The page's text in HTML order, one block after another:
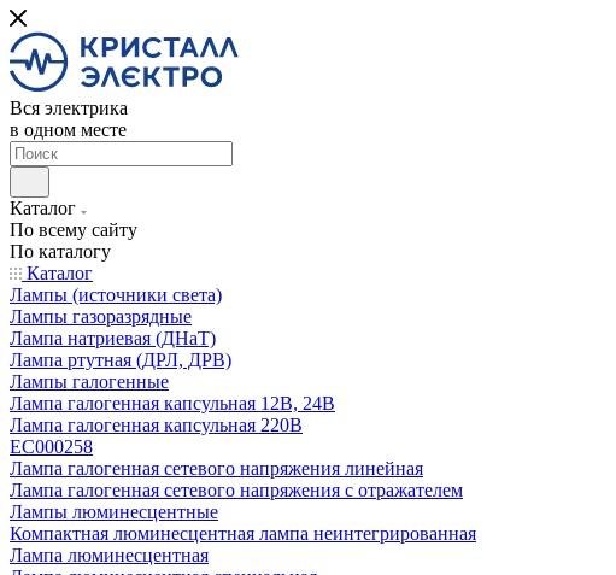
Вся электрика
в одном месте
Каталог
По всему сайту
По каталогу
Каталог
Лампы (источники света)
Лампы газоразрядные
Лампа натриевая (ДНаТ)
Лампа ртутная (ДРЛ, ДРВ)
Лампы галогенные
Лампа галогенная капсульная 12В, 24В
Лампа галогенная капсульная 220В
EC000258
Лампа галогенная сетевого напряжения линейная
Лампа галогенная сетевого напряжения с отражателем
Лампы люминесцентные
Компактная люминесцентная лампа неинтегрированная
Лампа люминесцентная